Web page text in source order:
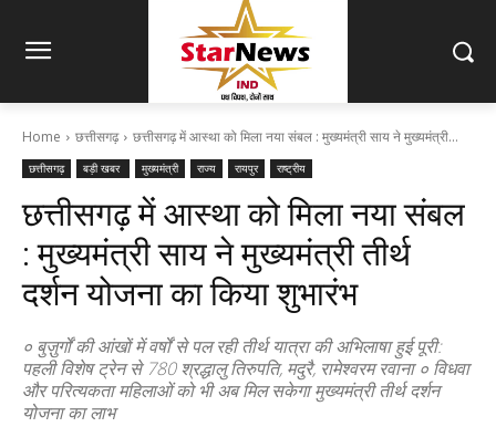
Home छत्तीसगढ़ छत्तीसगढ़ में आस्था को मिला नया संबल : मुख्यमंत्री साय ने मुख्यमंत्री...
छत्तीसगढ़ बड़ी खबर मुख्यमंत्री राज्य रायपुर राष्ट्रीय
छत्तीसगढ़ में आस्था को मिला नया संबल
: मुख्यमंत्री साय ने मुख्यमंत्री तीर्थ
दर्शन योजना का किया शुभारंभ
० बुज़ुर्गों की आंखों में वर्षों से पल रही तीर्थ यात्रा की अभिलाषा हुई पूरी:
पहली विशेष ट्रेन से 780 श्रद्धालु तिरुपति, मदुरै, रामेश्वरम रवाना ० विधवा
और परित्यकता महिलाओं को भी अब मिल सकेगा मुख्यमंत्री तीर्थ दर्शन
योजना का लाभ